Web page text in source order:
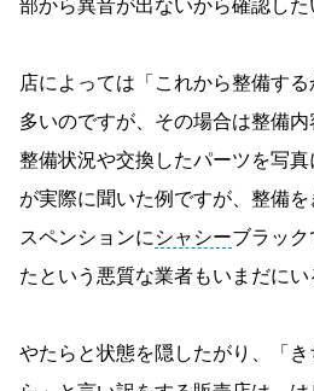
部から異音が出ないから確認した
店によっては「これから整備す
多いのですが、その場合は整備
整備状況や交換したパーツを写
が実際に聞いた例ですが、整備
スペンションに シャシーブラッ
たという悪質な業者もいまだにい
やたらと状態を隠したがり、「